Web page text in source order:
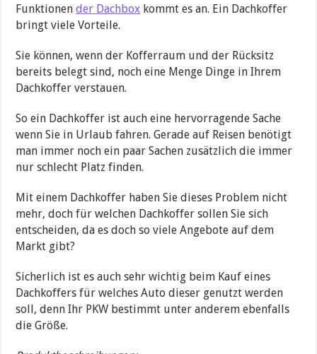
Funktionender Dachbox kommt es an. Ein Dachkoffer
bringt viele Vorteile.
Sie können, wenn der Kofferraum und der Rücksitz
bereits belegt sind, noch eine Menge Dinge in Ihrem
Dachkoffer verstauen.
So ein Dachkoffer ist auch eine hervorragende Sache
wenn Sie in Urlaub fahren. Gerade auf Reisen benötigt
man immer noch ein paar Sachen zusätzlich die immer
nur schlecht Platz finden.
Mit einem Dachkoffer haben Sie dieses Problem nicht
mehr, doch für welchen Dachkoffer sollen Sie sich
entscheiden, da es doch so viele Angebote auf dem
Markt gibt?
Sicherlich ist es auch sehr wichtig beim Kauf eines
Dachkoffers für welches Auto dieser genutzt werden
soll, denn Ihr PKW bestimmt unter anderem ebenfalls
die Größe.